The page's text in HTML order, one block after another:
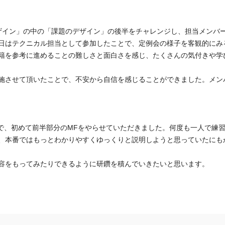
ン」の中の「課題のデザイン」の後半をチャレンジし、担当メンバ
テクニカル担当として参加したことで、定例会の様子を客観的にみ
参考に進めることの難しさと面白さを感じ、たくさんの気付きや学
せて頂いたことで、不安から自信を感じることができました。メン
初めて前半部分のMFをやらせていただきました。何度も一人で練
番ではもっとわかりやすくゆっくりと説明しようと思っていたにも
もってみたりできるように研鑽を積んでいきたいと思います。